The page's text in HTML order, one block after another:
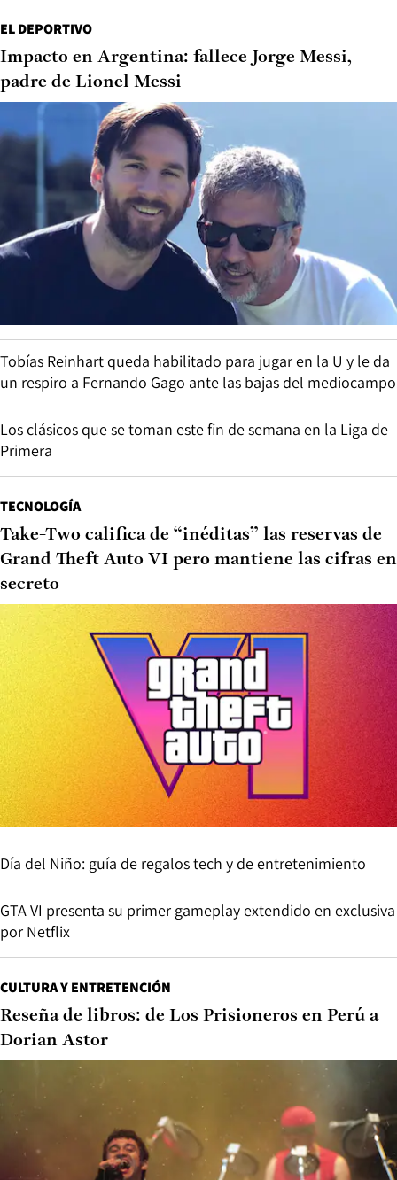
EL DEPORTIVO
Impacto en Argentina: fallece Jorge Messi,
padre de Lionel Messi
Tobías Reinhart queda habilitado para jugar en la U y le da
un respiro a Fernando Gago ante las bajas del mediocampo
Los clásicos que se toman este fin de semana en la Liga de
Primera
TECNOLOGÍA
Take-Two califica de “inéditas” las reservas de
Grand Theft Auto VI pero mantiene las cifras en
secreto
Día del Niño: guía de regalos tech y de entretenimiento
GTA VI presenta su primer gameplay extendido en exclusiva
por Netflix
CULTURA Y ENTRETENCIÓN
Reseña de libros: de Los Prisioneros en Perú a
Dorian Astor